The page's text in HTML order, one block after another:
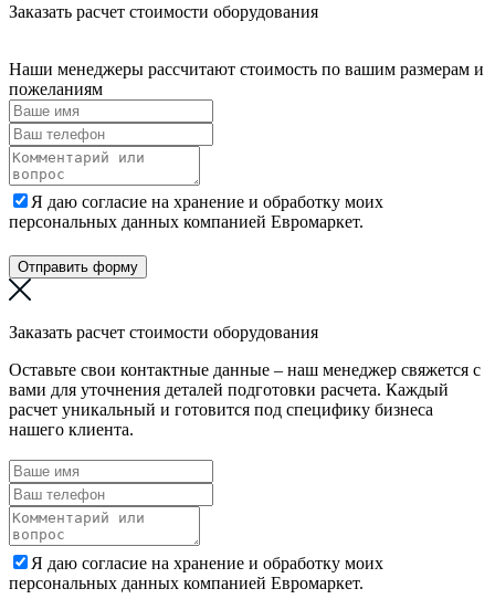
Заказать расчет стоимости оборудования
Наши менеджеры рассчитают стоимость по вашим размерам и
пожеланиям
Я даю согласие на хранение и обработку моих
персональных данных компанией Евромаркет.
Отправить форму
Заказать расчет стоимости оборудования
Оставьте свои контактные данные – наш менеджер свяжется с
вами для уточнения деталей подготовки расчета. Каждый
расчет уникальный и готовится под специфику бизнеса
нашего клиента.
Я даю согласие на хранение и обработку моих
персональных данных компанией Евромаркет.